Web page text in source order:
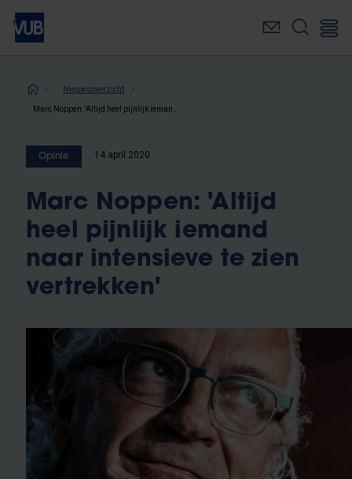
Overslaan
naar
inhoudKruimelpad
Nieuwsoverzicht
Opinie 14 april 2020
Marc Noppen: 'Altijd
heel pijnlijk iemand
naar intensieve te zien
vertrekken'